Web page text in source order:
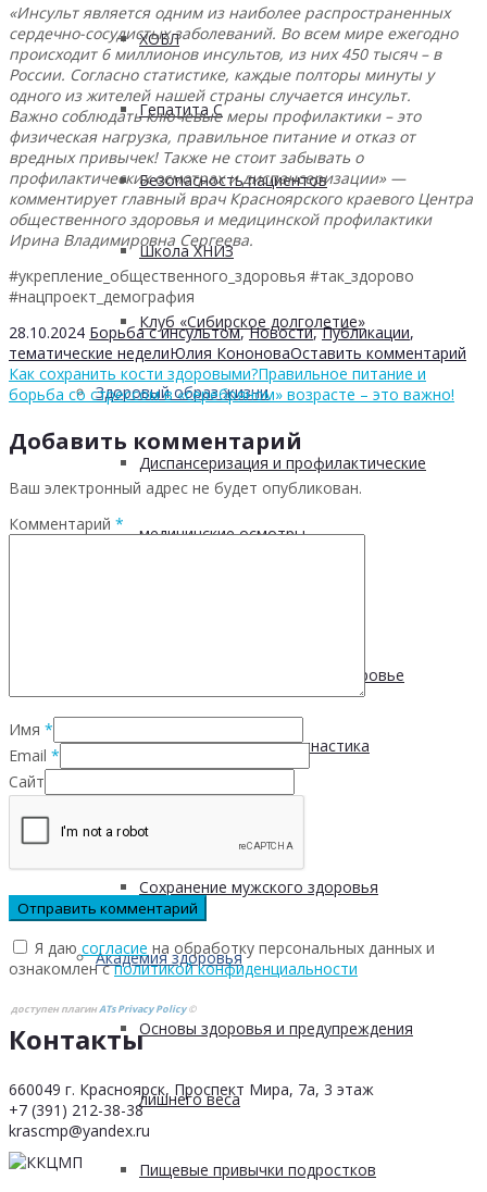
ХОБЛ
Гепатита С
Безопасность пациентов
Школа ХНИЗ
Клуб «Сибирское долголетие»
Здоровый образ жизни
Диспансеризация и профилактические
медицинские осмотры
Физическая активность и здоровье
Производственная гимнастика
Сохранение мужского здоровья
Академия здоровья
Основы здоровья и предупреждения
лишнего веса
Пищевые привычки подростков
«Инсульт является одним из наиболее распространенных
сердечно-сосудистых заболеваний. Во всем мире ежегодно
происходит 6 миллионов инсультов, из них 450 тысяч – в
России. Согласно статистике, каждые полторы минуты у
одного из жителей нашей страны случается инсульт.
Важно соблюдать ключевые меры профилактики – это
физическая нагрузка, правильное питание и отказ от
вредных привычек! Также не стоит забывать о
профилактических осмотрах и диспансеризации» —
комментирует главный врач Красноярского краевого Центра
общественного здоровья и медицинской профилактики
Ирина Владимировна Сергеева.
#укрепление_общественного_здоровья #так_здорово
#нацпроект_демография
28.10.2024 Борьба с инсультом,Новости,Публикации,
тематические неделиЮлия КононоваОставить комментарий
Как сохранить кости здоровыми?Правильное питание и
борьба со стрессом в «серебряном» возрасте – это важно!
Добавить комментарий
Ваш электронный адрес не будет опубликован.
Комментарий *
Имя *
Email *
Сайт
Я даю согласие на обработку персональных данных и
ознакомлен сполитикой конфиденциальности
доступен плагинATs Privacy Policy©
Контакты
660049 г. Красноярск, Проспект Мира, 7а, 3 этаж
+7 (391) 212-38-38
krascmp@yandex.ru